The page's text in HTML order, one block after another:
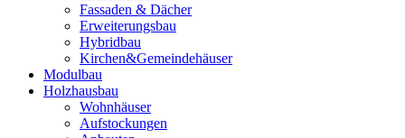
Fassaden & Dächer
Erweiterungsbau
Hybridbau
Kirchen&Gemeindehäuser
Modulbau
Holzhausbau
Wohnhäuser
Aufstockungen